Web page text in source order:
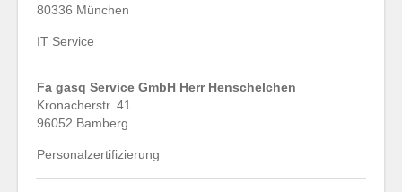
80336 München
IT Service
Fa gasq Service GmbH Herr Henschelchen
Kronacherstr. 41
96052 Bamberg
Personalzertifizierung